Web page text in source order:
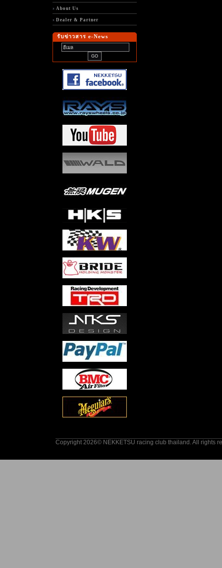
About Us
Dealer & Partner
รับข่าวสาร e-News
Copyright 2026© NEKKETSU racing club thailand. All rights